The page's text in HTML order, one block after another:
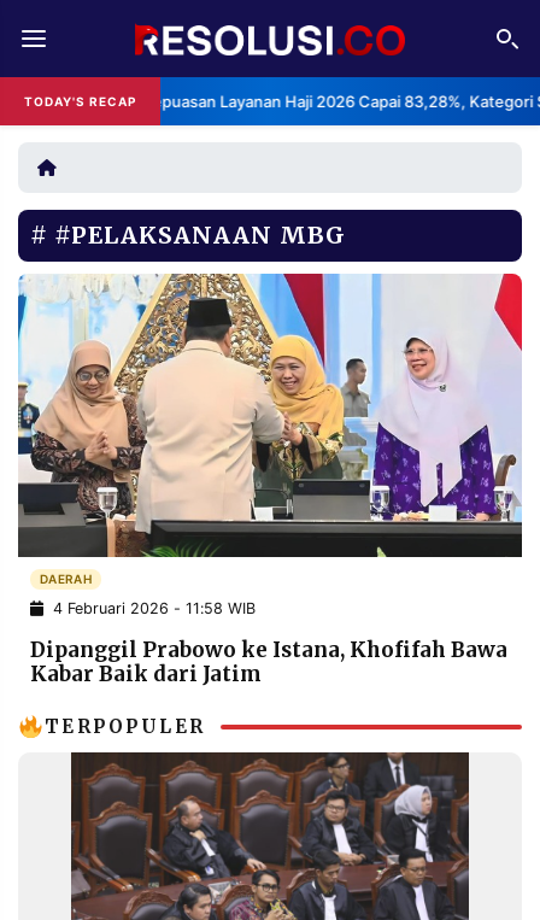
TODAY'S RECAP
Indeks Kepuasan Layanan Haji 2026 Capai 83,28%, Kategori Sangat
REDAKSI TENTANG
RESOLUSI IKLAN
RUBRIKASI
EDITORIAL AKSARA
FINANSIA PERSONA
DAERAH NASIONAL
MANCA
INFORMASI
POLICY
BERITA
WARGA
INFORMASI
IKLAN
KIRIM
PENGADUAN TERM
OF
KAMI
#PELAKSANAAN MBG
DAERAH
4 Februari 2026 - 11:58 WIB
Dipanggil Prabowo ke Istana, Khofifah Bawa
Kabar Baik dari Jatim
TERPOPULER